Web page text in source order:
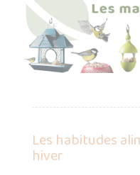
Les habitudes
hiver